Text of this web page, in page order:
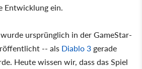
Entwicklung ein.
ursprünglich in der GameStar-
-- als Diablo 3 gerade
Heute wissen wir, dass das Spiel